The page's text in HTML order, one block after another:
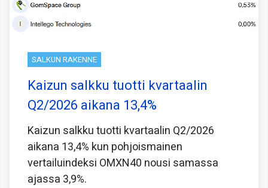
SALKUN RAKENNE
Kaizun salkku tuotti kvartaalin
Q2/2026 aikana 13,4%
Kaizun salkku tuotti kvartaalin Q2/2026
aikana 13,4% kun pohjoismainen
vertailuindeksi OMXN40 nousi samassa
ajassa 3,9%.